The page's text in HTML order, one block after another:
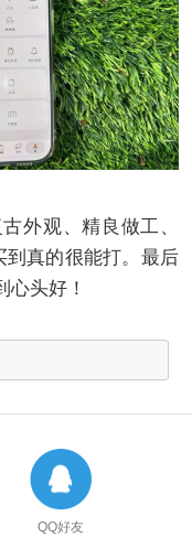
外观、精良做工、
到真的很能打。最后
心头好！
QQ好友